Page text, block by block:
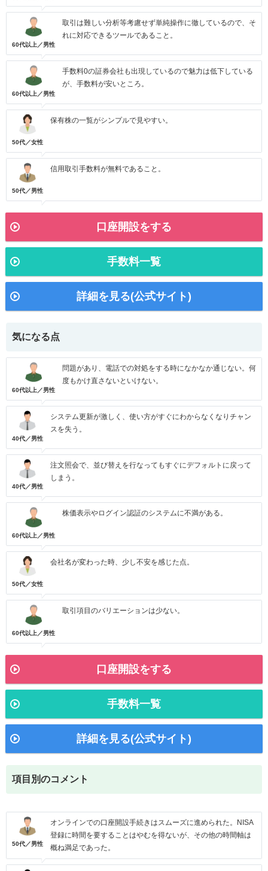
60代以上／男性
取引は難しい分析等考慮せず単純操作に徹しているので、そ
れに対応できるツールであること。
60代以上／男性
手数料0の証券会社も出現しているので魅力は低下している
が、手数料が安いところ。
50代／女性
保有株の一覧がシンプルで見やすい。
50代／男性
信用取引手数料が無料であること。
口座開設をする
手数料一覧
詳細を見る(公式サイト)
気になる点
60代以上／男性
問題があり、電話での対処をする時になかなか通じない。何
度もかけ直さないといけない。
40代／男性
システム更新が激しく、使い方がすぐにわからなくなりチャン
スを失う。
40代／男性
注文照会で、並び替えを行なってもすぐにデフォルトに戻って
しまう。
60代以上／男性
株価表示やログイン認証のシステムに不満がある。
50代／女性
会社名が変わった時、少し不安を感じた点。
60代以上／男性
取引項目のバリエーションは少ない。
口座開設をする
手数料一覧
詳細を見る(公式サイト)
項目別のコメント
50代／男性
オンラインでの口座開設手続きはスムーズに進められた。NISA
登録に時間を要することはやむを得ないが、その他の時間軸は
概ね満足であった。